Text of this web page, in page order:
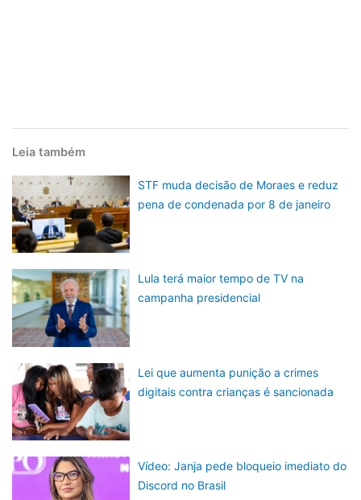
Leia também
STF muda decisão de Moraes e reduz
pena de condenada por 8 de janeiro
Lula terá maior tempo de TV na
campanha presidencial
Lei que aumenta punição a crimes
digitais contra crianças é sancionada
Vídeo: Janja pede bloqueio imediato do
Discord no Brasil